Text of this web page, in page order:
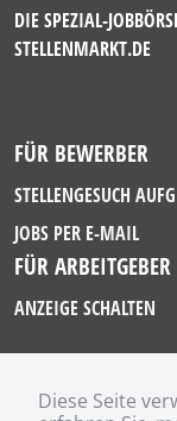
Diese Seite
DIE SPEZIAL-
STELLENMARKT.DE
FÜR BEWERBER
STELLENGESUCH
JOBS PER E-MAIL
FÜR ARBEITGEBER
ANZEIGE SCHALTEN
IMPRESSUM